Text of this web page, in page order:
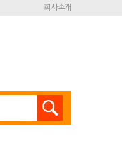
회사소개